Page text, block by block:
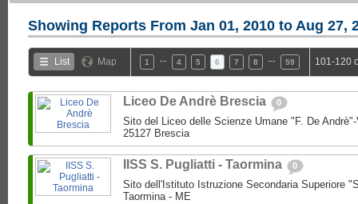
Showing Reports From Jan 01, 2010 to Aug 27,
List Map 1 4 5 6 7 8 59 101-120
Liceo De Andrè Brescia 0
Sito del Liceo delle Scienze Umane "F. De
25127 Brescia
IISS S. Pugliatti - Taormina 0
Sito dell'Istituto Istruzione Secondaria Superiore
Taormina - ME